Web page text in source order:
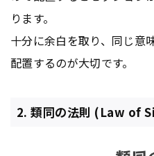
ります。
十分に余白を取り、同じ意
配置するのが大切です。
2. 類同の法則 (Law of